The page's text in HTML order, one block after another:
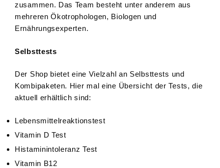
zusammen. Das Team besteht unter anderem aus
mehreren Ökotrophologen, Biologen und
Ernährungsexperten.
Selbsttests
Der Shop bietet eine Vielzahl an Selbsttests und
Kombipaketen. Hier mal eine Übersicht der Tests, die
aktuell erhältlich sind:
Lebensmittelreaktionstest
Vitamin D Test
Histaminintoleranz Test
Vitamin B12